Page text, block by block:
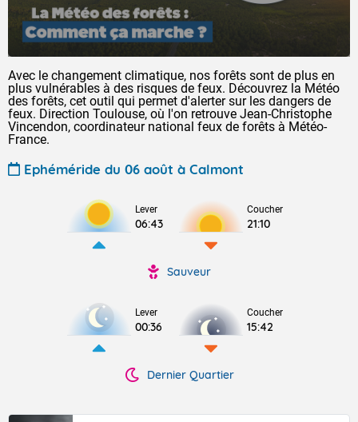
Avec le changement climatique, nos forêts sont de plus en
plus vulnérables à des risques de feux. Découvrez la Météo
des forêts, cet outil qui permet d'alerter sur les dangers de
feux. Direction Toulouse, où l'on retrouve Jean-Christophe
Vincendon, coordinateur national feux de forêts à Météo-
France.
Ephéméride du 06 août à Calmont
Lever
06:43
Coucher
21:10
Sauveur
Lever
00:36
Coucher
15:42
Dernier Quartier